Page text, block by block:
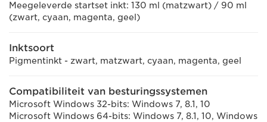
Meegeleverde startset inkt: 130 ml (matzwart) / 90 ml
(zwart, cyaan, magenta, geel)
Inktsoort
Pigmentinkt - zwart, matzwart, cyaan, magenta, geel
Compatibiliteit van besturingssystemen
Microsoft Windows 32-bits: Windows 7, 8.1, 10
Microsoft Windows 64-bits: Windows 7, 8.1, 10, Windows